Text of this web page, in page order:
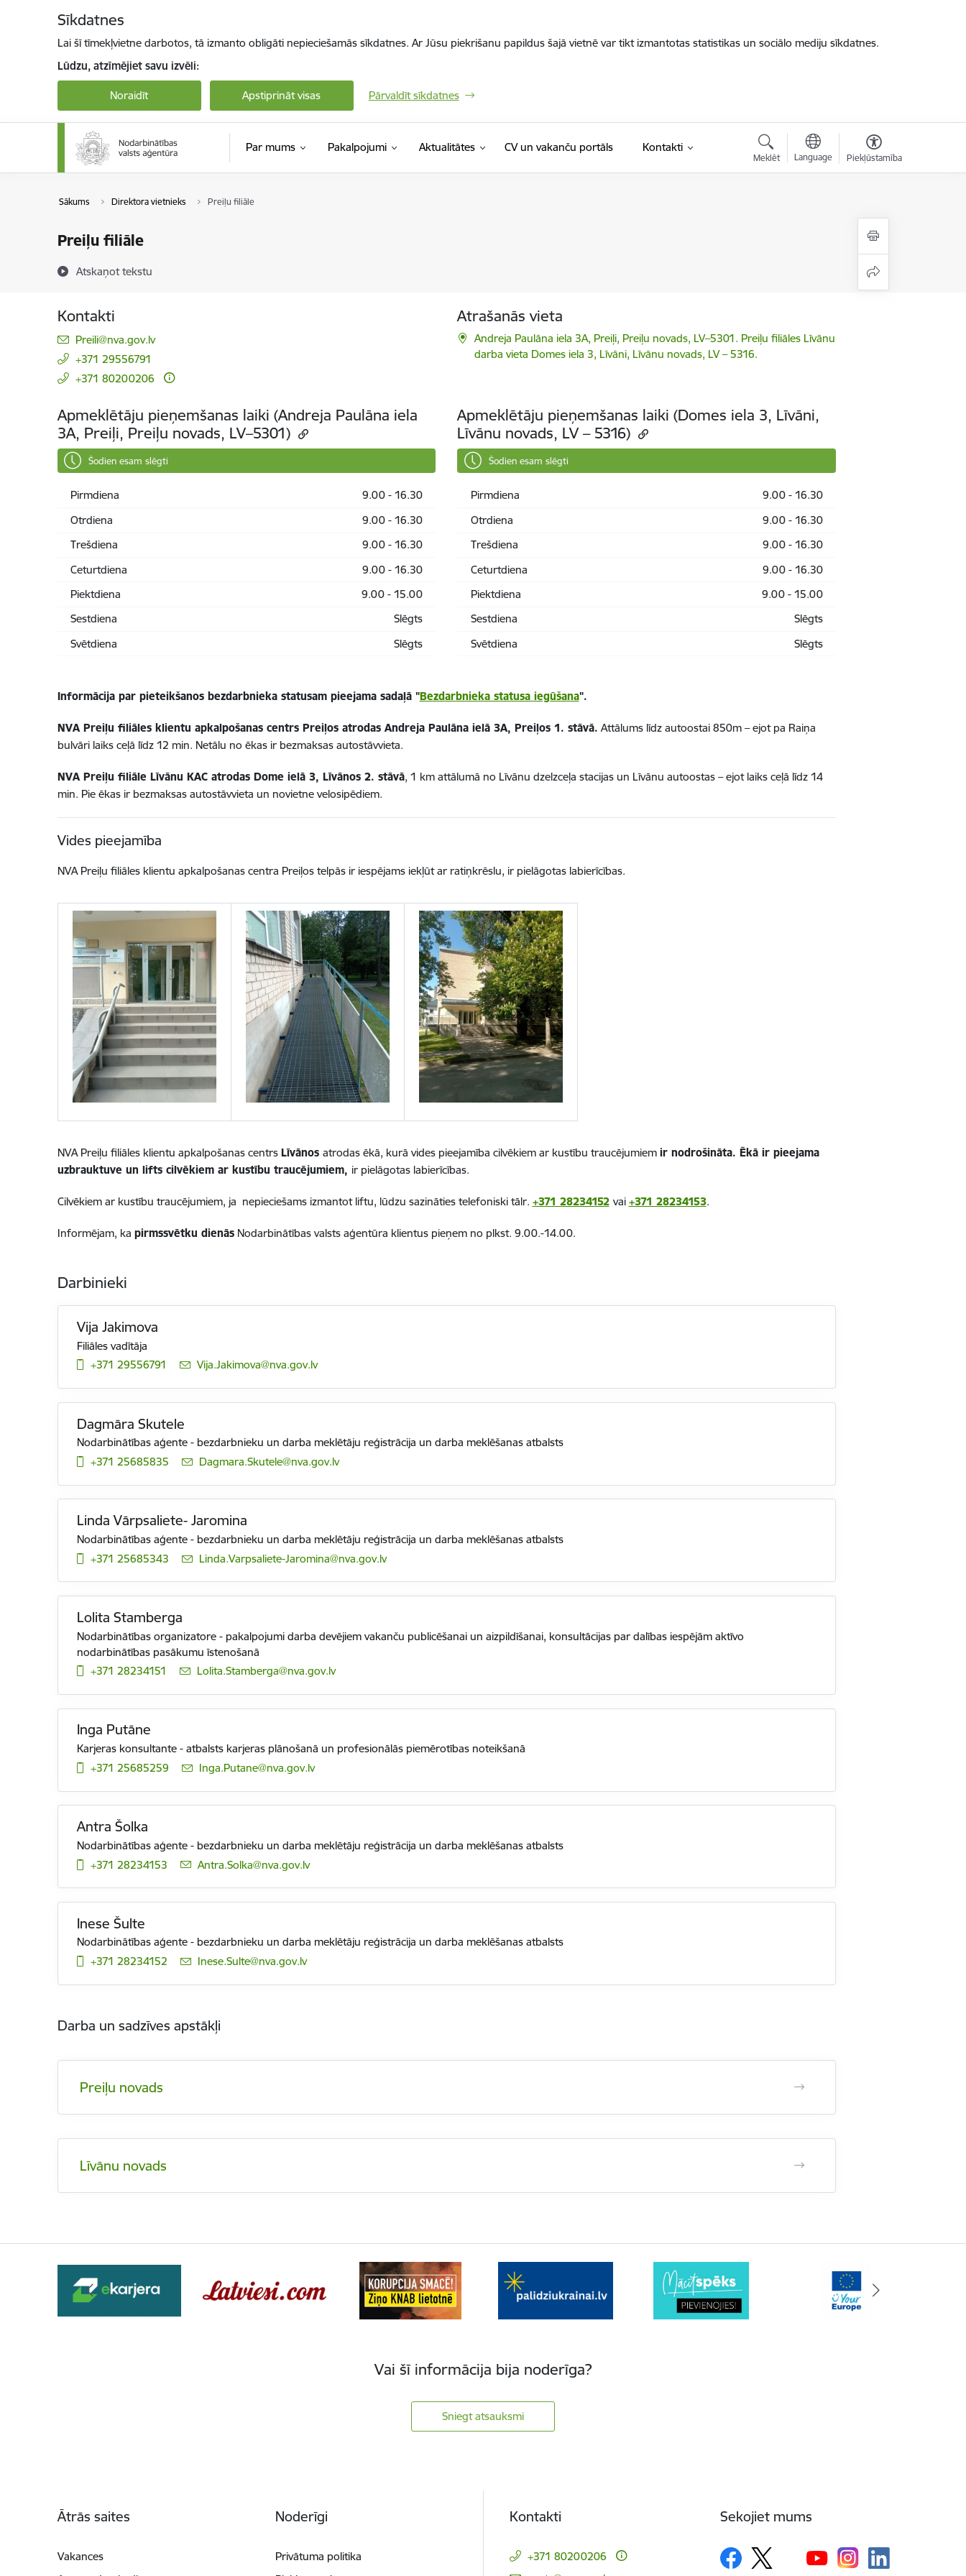
Sīkdatnes
Lai šī tīmekļvietne darbotos, tā izmanto obligāti nepieciešamās sīkdatnes. Ar Jūsu piekrišanu papildus šajā vietnē var tikt izmantotas statistikas un sociālo mediju sīkdatnes.
Lūdzu, atzīmējiet savu izvēli:
Noraidīt Apstiprināt visas Pārvaldīt sīkdatnes
Par mums Pakalpojumi Aktualitātes CV un vakanču portāls(Ārējā saite)
Kontakti
Meklēt Language Piekļūstamība
Sākums Direktora vietnieks Preiļu filiāle
Preiļu filiāle
Atskaņot tekstu
Kontakti
E-pasts:
Preili@nva.gov.lv
+371 29556791
+371 80200206
Atrašanās vieta
Andreja Paulāna iela 3A, Preiļi, Preiļu novads, LV–5301. Preiļu filiāles Līvānu
darba vieta Domes iela 3, Līvāni, Līvānu novads, LV – 5316.
Apmeklētāju pieņemšanas laiki (Andreja Paulāna iela
3A, Preiļi, Preiļu novads, LV–5301)
Šodien esam slēgti
Pirmdiena
9.00 - 16.30
Otrdiena
9.00 - 16.30
Trešdiena
9.00 - 16.30
Ceturtdiena
9.00 - 16.30
Piektdiena
9.00 - 15.00
Sestdiena
Slēgts
Svētdiena
Slēgts
Apmeklētāju pieņemšanas laiki (Domes iela 3, Līvāni,
Līvānu novads, LV – 5316)
Šodien esam slēgti
Pirmdiena
9.00 - 16.30
Otrdiena
9.00 - 16.30
Trešdiena
9.00 - 16.30
Ceturtdiena
9.00 - 16.30
Piektdiena
9.00 - 15.00
Sestdiena
Slēgts
Svētdiena
Slēgts
Informācija par pieteikšanos bezdarbnieka statusam pieejama sadaļā "Bezdarbnieka statusa iegūšana".
NVA Preiļu filiāles klientu apkalpošanas centrs Preiļos atrodas Andreja Paulāna ielā 3A, Preiļos 1. stāvā. Attālums līdz autoostai 850m – ejot pa Raiņa
bulvāri laiks ceļā līdz 12 min. Netālu no ēkas ir bezmaksas autostāvvieta.
NVA Preiļu filiāle Līvānu KACatrodas Dome ielā 3, Līvānos 2. stāvā, 1 km attālumā no Līvānu dzelzceļa stacijas un Līvānu autoostas – ejot laiks ceļā līdz 14
min. Pie ēkas ir bezmaksas autostāvvieta un novietne velosipēdiem.
Vides pieejamība
NVA Preiļu filiāles klientu apkalpošanas centra Preiļos telpāsir iespējams iekļūt ar ratiņkrēslu, ir pielāgotas labierīcības.
NVA Preiļu filiāles klientu apkalpošanas centrs Līvānos atrodas ēkā, kurā vides pieejamība cilvēkiem ar kustību traucējumiem ir nodrošināta. Ēkā ir pieejama
uzbrauktuve un lifts cilvēkiem ar kustību traucējumiem, ir pielāgotas labierīcības.
Cilvēkiem ar kustību traucējumiem, ja nepieciešams izmantot liftu, lūdzu sazināties telefoniski tālr. +371 28234152 vai +371 28234153.
Informējam, ka pirmssvētku dienāsNodarbinātības valsts aģentūra klientus pieņem no plkst. 9.00.-14.00.
Darbinieki
Vija Jakimova
Filiāles vadītāja
+371 29556791
E-pasts:
Vija.Jakimova@nva.gov.lv
Dagmāra Skutele
Nodarbinātības aģente - bezdarbnieku un darba meklētāju reģistrācija un darba meklēšanas atbalsts
+371 25685835
E-pasts:
Dagmara.Skutele@nva.gov.lv
Linda Vārpsaliete- Jaromina
Nodarbinātības aģente - bezdarbnieku un darba meklētāju reģistrācija un darba meklēšanas atbalsts
+371 25685343
E-pasts:
Linda.Varpsaliete-Jaromina@nva.gov.lv
Lolita Stamberga
Nodarbinātības organizatore - pakalpojumi darba devējiem vakanču publicēšanai un aizpildīšanai, konsultācijas par dalības iespējām aktīvo
nodarbinātības pasākumu īstenošanā
+371 28234151
E-pasts:
Lolita.Stamberga@nva.gov.lv
Inga Putāne
Karjeras konsultante - atbalsts karjeras plānošanā un profesionālās piemērotības noteikšanā
+371 25685259
E-pasts:
Inga.Putane@nva.gov.lv
Antra Šolka
Nodarbinātības aģente - bezdarbnieku un darba meklētāju reģistrācija un darba meklēšanas atbalsts
+371 28234153
E-pasts:
Antra.Solka@nva.gov.lv
Inese Šulte
Nodarbinātības aģente - bezdarbnieku un darba meklētāju reģistrācija un darba meklēšanas atbalsts
+371 28234152
E-pasts:
Inese.Sulte@nva.gov.lv
Darba un sadzīves apstākļi
Preiļu novads
Līvānu novads
Vai šī informācija bija noderīga?
Sniegt atsauksmi
Ātrās saites
Vakances
Noderīgi
Privātuma politika
Kontakti
+371 80200206
Sekojiet mums